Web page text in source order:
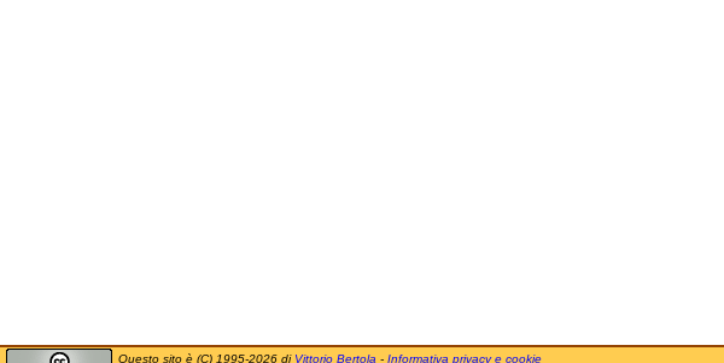
Questo sito è (C) 1995-2026 di Vittorio Bertola - Informativa privacy e cookie